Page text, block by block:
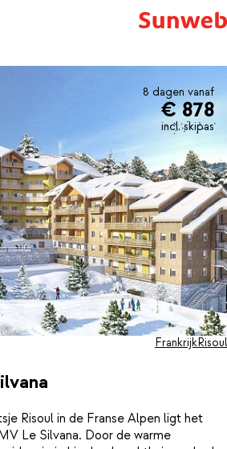
8 dagen vanaf
€ 878
incl. skipas
FrankrijkRisoul
Risoul in de Franse Alpen ligt het
Le Silvana. Door de warme